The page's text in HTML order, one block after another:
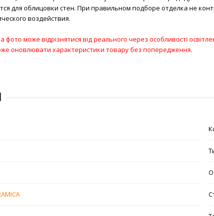
для облицовки стен. При правильном подборе отделка не
воздействия.
фото може відрізнятися від реального через особливості
оновлювати характеристики товару без попередження.